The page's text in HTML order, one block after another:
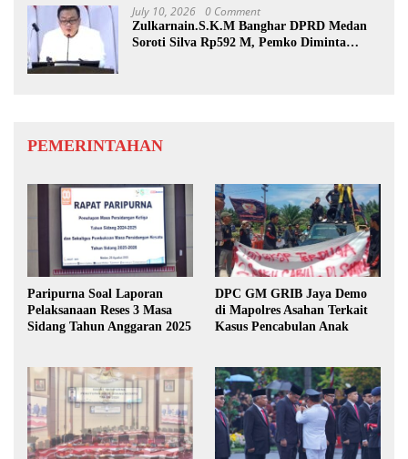
July 10, 2026 0 Comment
Zulkarnain.S.K.M Banghar DPRD Medan
Soroti Silva Rp592 M, Pemko Diminta
PEMERINTAHAN
Paripurna Soal Laporan
Pelaksanaan Reses 3 Masa
Sidang Tahun Anggaran 2025
DPC GM GRIB Jaya Demo
di Mapolres Asahan Terkait
Kasus Pencabulan Anak